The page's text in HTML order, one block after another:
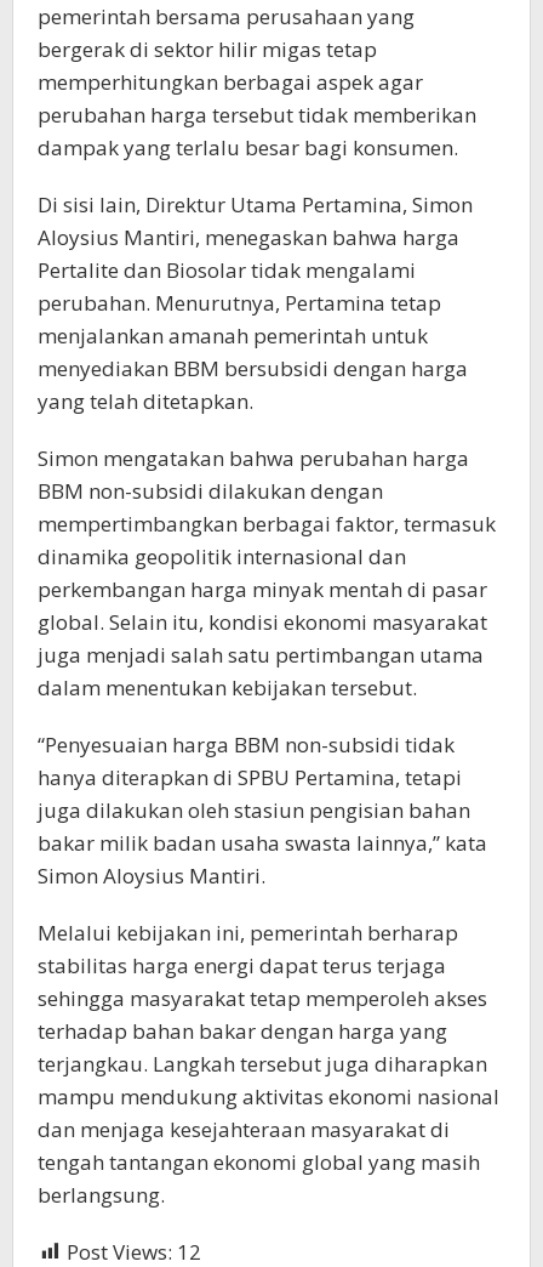
pemerintah bersama perusahaan yang
bergerak di sektor hilir migas tetap
memperhitungkan berbagai aspek agar
perubahan harga tersebut tidak memberikan
dampak yang terlalu besar bagi konsumen.
Di sisi lain, Direktur Utama Pertamina, Simon
Aloysius Mantiri, menegaskan bahwa harga
Pertalite dan Biosolar tidak mengalami
perubahan. Menurutnya, Pertamina tetap
menjalankan amanah pemerintah untuk
menyediakan BBM bersubsidi dengan harga
yang telah ditetapkan.
Simon mengatakan bahwa perubahan harga
BBM non-subsidi dilakukan dengan
mempertimbangkan berbagai faktor, termasuk
dinamika geopolitik internasional dan
perkembangan harga minyak mentah di pasar
global. Selain itu, kondisi ekonomi masyarakat
juga menjadi salah satu pertimbangan utama
dalam menentukan kebijakan tersebut.
“Penyesuaian harga BBM non-subsidi tidak
hanya diterapkan di SPBU Pertamina, tetapi
juga dilakukan oleh stasiun pengisian bahan
bakar milik badan usaha swasta lainnya,” kata
Simon Aloysius Mantiri.
Melalui kebijakan ini, pemerintah berharap
stabilitas harga energi dapat terus terjaga
sehingga masyarakat tetap memperoleh akses
terhadap bahan bakar dengan harga yang
terjangkau. Langkah tersebut juga diharapkan
mampu mendukung aktivitas ekonomi nasional
dan menjaga kesejahteraan masyarakat di
tengah tantangan ekonomi global yang masih
berlangsung.
Post Views: 12